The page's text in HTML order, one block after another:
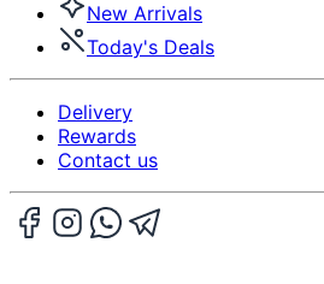
New Arrivals
Today's Deals
Delivery
Rewards
Contact us